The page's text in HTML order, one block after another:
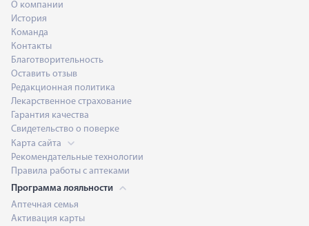
О компании
История
Команда
Контакты
Благотворительность
Оставить отзыв
Редакционная политика
Лекарственное страхование
Гарантия качества
Свидетельство о поверке
Карта сайта
Рекомендательные технологии
Правила работы с аптеками
Программа лояльности
Аптечная семья
Активация карты